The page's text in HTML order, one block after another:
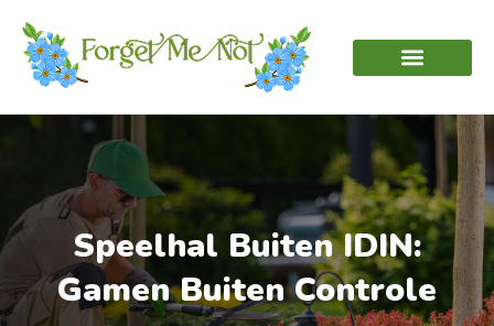
Speelhal Buiten IDIN:
Gamen Buiten Controle